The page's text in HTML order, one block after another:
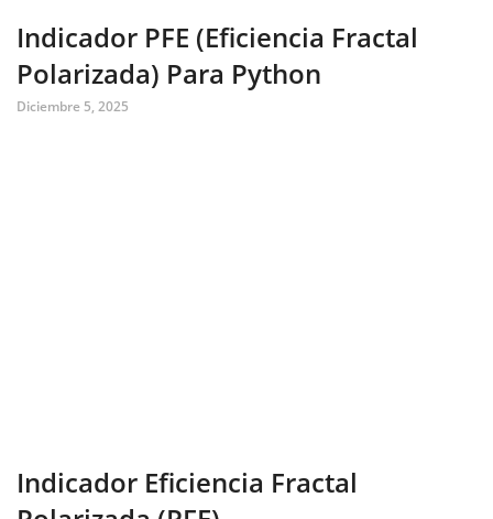
Indicador PFE (Eficiencia Fractal
Polarizada) Para Python
Diciembre 5, 2025
Indicador Eficiencia Fractal